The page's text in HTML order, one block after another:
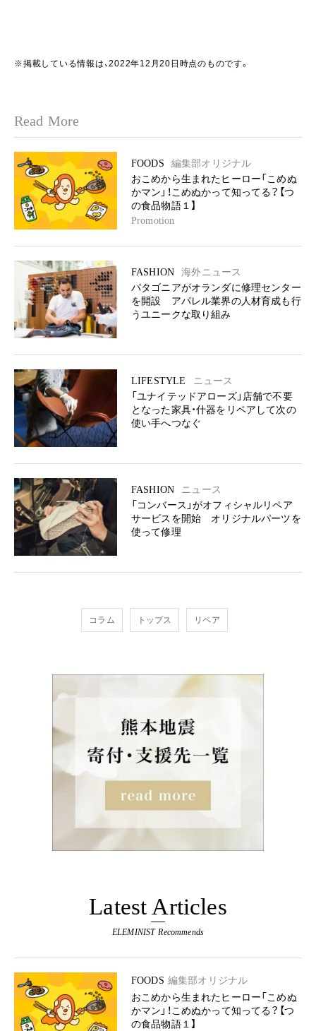
※掲載している情報は、2022年12月20日時点のものです。
Read More
FOODS
編集部オリジナル
おこめから生まれたヒーロー「こめぬ
かマン」！こめぬかって知ってる？【つ
の食品物語１】
Promotion
FASHION
海外ニュース
パタゴニアがオランダに修理センター
を開設 アパレル業界の人材育成も行
うユニークな取り組み
LIFESTYLE
ニュース
「ユナイテッドアローズ」店舗で不要
となった家具・什器をリペアして次の
使い手へつなぐ
FASHION
ニュース
「コンバース」がオフィシャルリペア
サービスを開始 オリジナルパーツを
使って修理
コラム トップス リペア
Latest Articles
ELEMINIST Recommends
FOODS 編集部オリジナル
おこめから生まれたヒーロー「こめぬ
かマン」！こめぬかって知ってる？【つ
の食品物語１】